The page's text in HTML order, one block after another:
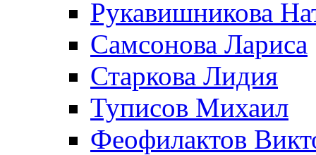
Рукавишникова
Самсонова Лариса
Старкова Лидия
Туписов Михаил
Феофилактов